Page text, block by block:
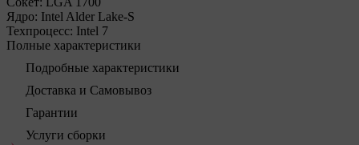
Ядро: Intel Alder Lake-S
Техпроцесс: Intel 7
Полные характеристики
Подробные характеристики
Доставка и Самовывоз
Гарантии
Услуги сборки